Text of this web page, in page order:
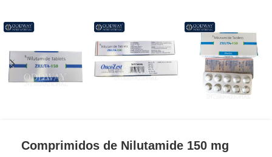
Comprimidos de Nilutamide 150 mg